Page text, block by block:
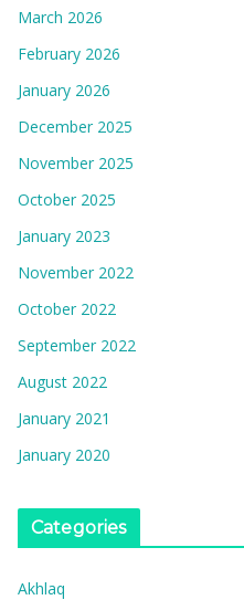
March 2026
February 2026
January 2026
December 2025
November 2025
October 2025
January 2023
November 2022
October 2022
September 2022
August 2022
January 2021
January 2020
Categories
Akhlaq